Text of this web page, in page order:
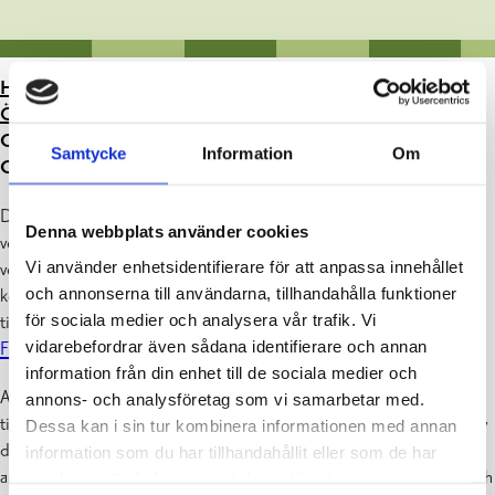
Samtycke Information Om
Denna webbplats använder cookies
Vi använder enhetsidentifierare för att anpassa innehållet
och annonserna till användarna, tillhandahålla funktioner
för sociala medier och analysera vår trafik. Vi
vidarebefordrar även sådana identifierare och annan
information från din enhet till de sociala medier och
annons- och analysföretag som vi samarbetar med.
Dessa kan i sin tur kombinera informationen med annan
information som du har tillhandahållit eller som de har
HEM>
MILJÖVÅRD:
ÖVERVAKNINGS- OCH TILLSTÅNDSTJÄNSTER
CAMPINGPLATSVERKSAMHET &
CAMPINGPLATSANMÄLAN
Den som inrättar en campingplats eller väsentligt ändrar
verksamheten på en campingplats ska senast tre månader innan
verksamheten inleds eller ändras, skriftligen anmäla detta till den
kommunala miljövårdsmyndigheten (befogenheten har delegerats
till miljövårdsmyndigheten i Raseborgs förvaltningsstadga).
Friluftslagen (606/1973), 20 §.
Anmälan kan lämnas in som en fritt formulerad text
till
miljöenheten. Bifoga en karta över området, och beskrivning av
den planerade verksamheten, åtminstone: kontaktuppgifter till
ansvariga, typ av verksamhet, antal platser, antal stugor, avlopps- och